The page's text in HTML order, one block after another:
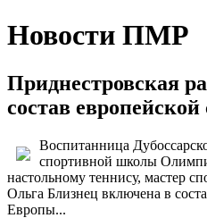
Новости ПМР
Приднестровская
состав европейской
Воспитанница
спортивной школы
настольному теннису, мастер
Ольга Близнец включена в
Европы...